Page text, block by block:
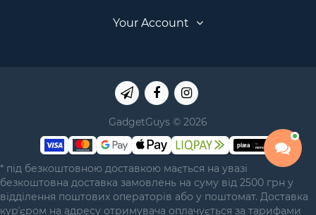
Your Account
GadgetGuys © 2026
* під безкоштовною доставкою мається на увазі
безкоштовна доставка замовлень на суму від 2500 грн у
відділення поштових операторів або у поштомат. Доставка
курʼєром на адресу отримувача оплачується за тарифами